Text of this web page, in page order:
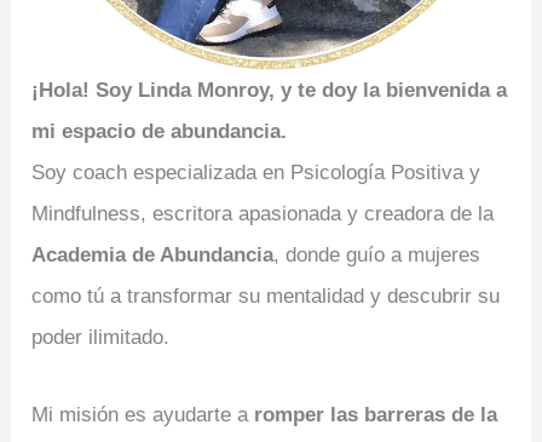
¡Hola! Soy Linda Monroy, y te doy la bienvenida a
mi espacio de abundancia.
Soy coach especializada en Psicología Positiva y
Mindfulness, escritora apasionada y creadora de la
Academia de Abundancia, donde guío a mujeres
como tú a transformar su mentalidad y descubrir su
poder ilimitado.
Mi misión es ayudarte a romper las barreras de la